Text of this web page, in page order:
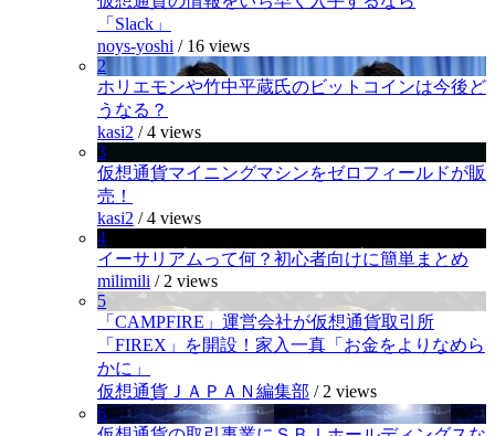
「Slack」
noys-yoshi / 16 views
2
ホリエモンや竹中平蔵氏のビットコインは今後ど
うなる？
kasi2 /4 views
3
仮想通貨マイニングマシンをゼロフィールドが販
売！
kasi2 /4 views
4
イーサリアムって何？初心者向けに簡単まとめ
milimili / 2 views
5
「CAMPFIRE」運営会社が仮想通貨取引所
「FIREX」を開設！家入一真「お金をよりなめら
かに」
仮想通貨ＪＡＰＡＮ編集部 / 2 views
6